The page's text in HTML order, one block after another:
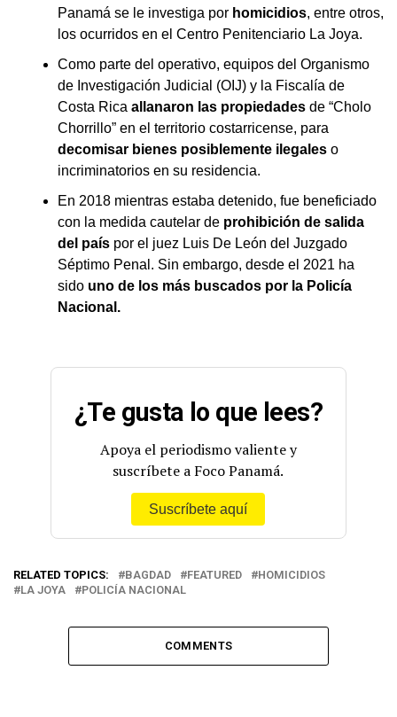
Panamá se le investiga por homicidios, entre otros,
los ocurridos en el Centro Penitenciario La Joya.
Como parte del operativo, equipos del Organismo
de Investigación Judicial (OIJ) y la Fiscalía de
Costa Rica allanaron las propiedades de “Cholo
Chorrillo” en el territorio costarricense, para
decomisar bienes posiblemente ilegales o
incriminatorios en su residencia.
En 2018 mientras estaba detenido, fue beneficiado
con la medida cautelar de prohibición de salida
del país por el juez Luis De León del Juzgado
Séptimo Penal. Sin embargo, desde el 2021 ha
sido uno de los más buscados por la Policía
Nacional.
¿Te gusta lo que lees?
Apoya el periodismo valiente y
suscríbete a Foco Panamá.
Suscríbete aquí
RELATED TOPICS: BAGDAD FEATURED
HOMICIDIOS
LA JOYA
POLICÍA NACIONAL
COMMENTS